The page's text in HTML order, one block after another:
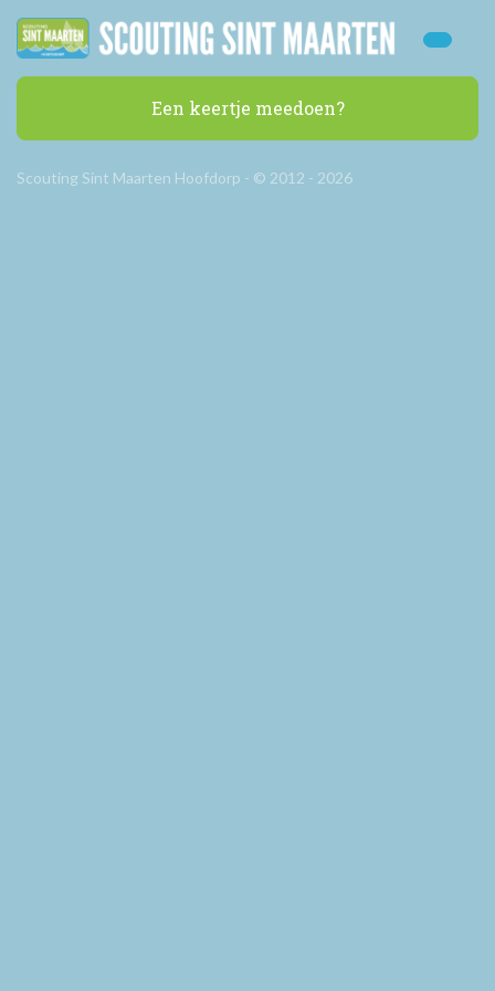
Een keertje meedoen?
Scouting Sint Maarten Hoofdorp - © 2012 - 2026